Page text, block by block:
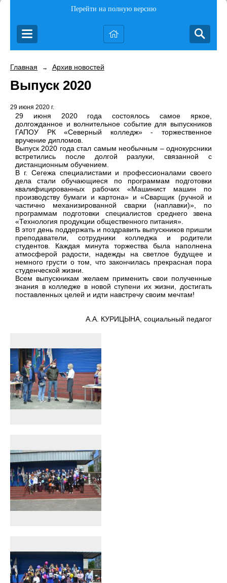
Перейти на полную версию
Главная → Архив новостей
Выпуск 2020
29 июня 2020 г.
29 июня 2020 года состоялось самое яркое,
долгожданное и волнительное событие для выпускников
ГАПОУ РК «Северный колледж» - торжественное
вручение дипломов.
Выпуск 2020 года стал самым необычным – однокурсники
встретились после долгой разлуки, связанной с
дистанционным обучением.
В г. Сегежа специалистами и профессионалами своего
дела стали обучающиеся по программам подготовки
квалифицированных рабочих «Машинист машин по
производству бумаги и картона» и «Сварщик (ручной и
частично механизированной сварки (наплавки)», по
программам подготовки специалистов среднего звена
«Технология продукции общественного питания».
В этот день поддержать и поздравить выпускников пришли
преподаватели, сотрудники колледжа и родители
студентов. Каждая минута торжества была наполнена
атмосферой радости, надежды на светлое будущее и
немного грусти о том, что закончилась прекрасная пора
студенческой жизни.
Всем выпускникам желаем применить свои полученные
знания в колледже в новой ступени их жизни, достигать
поставленных целей и идти навстречу своим мечтам!
А.А. КУРИЦЫНА, социальный педагог